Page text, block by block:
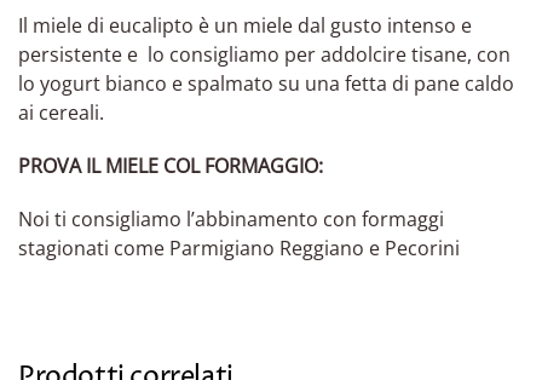
Il miele di eucalipto è un miele dal gusto intenso e
persistente e lo consigliamo per addolcire tisane, con
lo yogurt bianco e spalmato su una fetta di pane caldo
ai cereali.
PROVA IL MIELE COL FORMAGGIO:
Noi ti consigliamo l’abbinamento con formaggi
stagionati come Parmigiano Reggiano e Pecorini